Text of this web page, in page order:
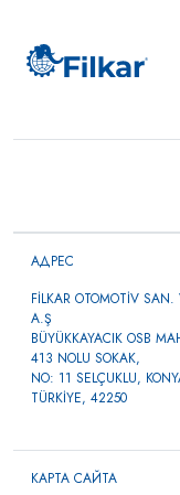
АДРЕС
FİLKAR OTOMOTİV
A.Ş
BÜYÜKKAYACIK OSB
413 NOLU SOKAK,
NO: 11 SELÇUKLU,
TÜRKİYE, 42250
КАРТА САЙТА